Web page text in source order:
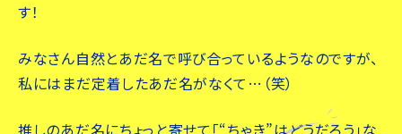
す！
みなさん自然とあだ名で呼び合っているようなのですが、
私にはまだ定着したあだ名がなくて…（笑）